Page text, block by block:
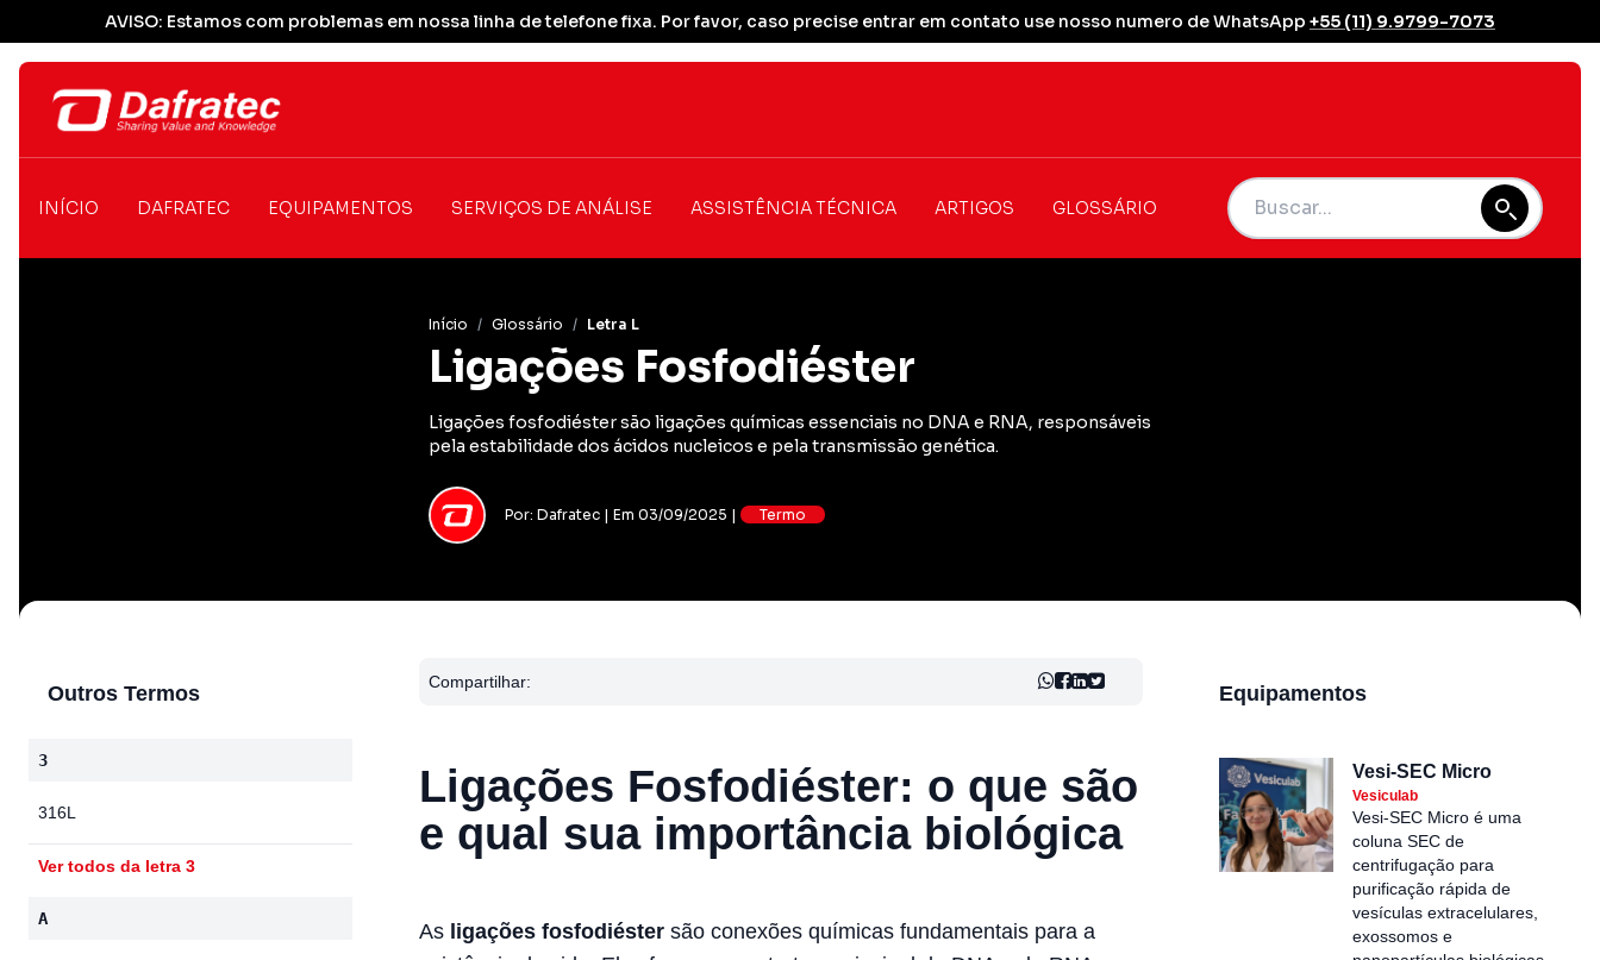
AVISO: Estamos com problemas em nossa linha de telefone fixa. Por favor, caso precise entrar em contato use nosso numero de WhatsApp +55 (11) 9.9799-7073
INÍCIO DAFRATEC EQUIPAMENTOS SERVIÇOS DE ANÁLISE ASSISTÊNCIA TÉCNICA ARTIGOS GLOSSÁRIO
Início / Glossário / Letra L
Ligações Fosfodiéster
Ligações fosfodiéster são ligações químicas essenciais no DNA e RNA, responsáveis
pela estabilidade dos ácidos nucleicos e pela transmissão genética.
Por: Dafratec | Em 03/09/2025 | Termo
Compartilhar:
Ligações Fosfodiéster: o que são
e qual sua importância biológica
As ligações fosfodiéster são conexões químicas fundamentais para a
Outros Termos
3
316L
Ver todos da letra 3
A
Equipamentos
Vesi-SEC Micro
Vesiculab
Vesi-SEC Micro é uma
coluna SEC de
centrifugação para
purificação rápida de
vesículas extracelulares,
exossomos e